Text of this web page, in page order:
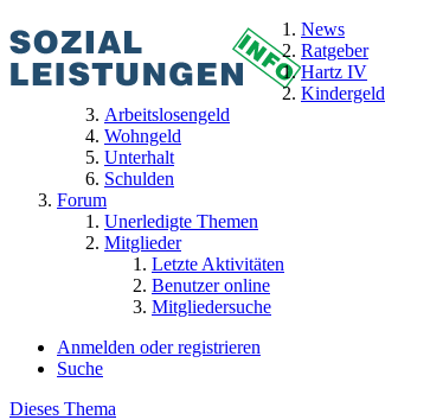
News
Ratgeber
Hartz IV
Kindergeld
Arbeitslosengeld
Wohngeld
Unterhalt
Schulden
Forum
Unerledigte Themen
Mitglieder
Letzte Aktivitäten
Benutzer online
Mitgliedersuche
Anmelden oder registrieren
Suche
Dieses Thema